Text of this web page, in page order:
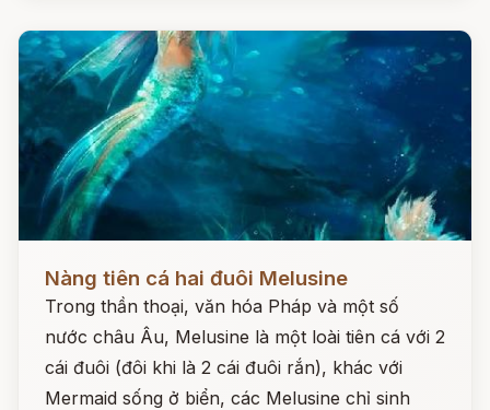
Nàng tiên cá hai đuôi Melusine
Trong thần thoại, văn hóa Pháp và một số
nước châu Âu, Melusine là một loài tiên cá với 2
cái đuôi (đôi khi là 2 cái đuôi rắn), khác với
Mermaid sống ở biển, các Melusine chỉ sinh